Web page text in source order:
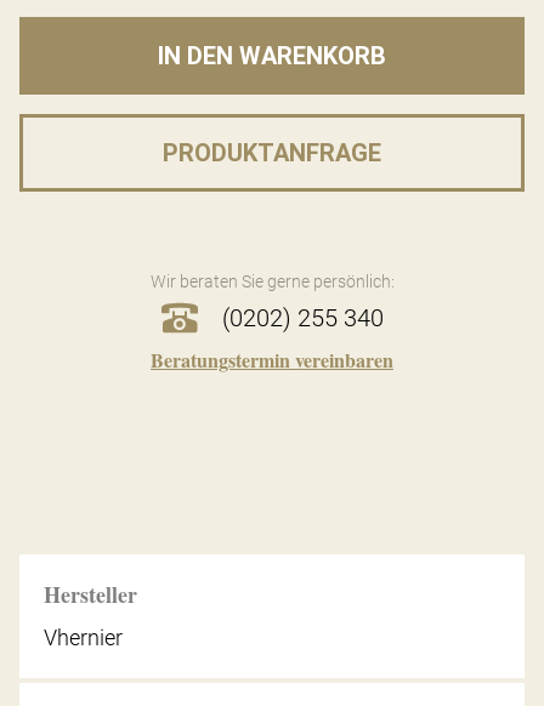
IN DEN WARENKORB
PRODUKTANFRAGE
Wir beraten Sie gerne persönlich:
(0202) 255 340
Beratungstermin vereinbaren
Hersteller
Vhernier